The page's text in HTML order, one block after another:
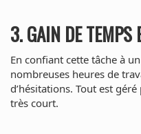
3. GAIN DE TEMPS
En confiant cette tâche à
nombreuses heures de
d’hésitations. Tout est
très court.